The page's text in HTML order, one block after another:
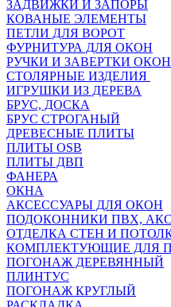
ЗАДВИЖКИ И ЗАПОРЫ
КОВАНЫЕ ЭЛЕМЕНТЫ
ПЕТЛИ ДЛЯ ВОРОТ
ФУРНИТУРА ДЛЯ ОКОН
РУЧКИ И ЗАВЕРТКИ
СТОЛЯРНЫЕ ИЗДЕЛИЯ
ИГРУШКИ ИЗ ДЕРЕВА
БРУС, ДОСКА
БРУС СТРОГАНЫЙ
ДРЕВЕСНЫЕ ПЛИТЫ
ПЛИТЫ OSB
ПЛИТЫ ДВП
ФАНЕРА
ОКНА
АКСЕССУАРЫ ДЛЯ ОКОН
ПОДОКОННИКИ ПВХ,
ОТДЕЛКА СТЕН И
КОМПЛЕКТУЮЩИЕ ДЛЯ
ПОГОНАЖ ДЕРЕВЯННЫЙ
ПЛИНТУС
ПОГОНАЖ КРУГЛЫЙ